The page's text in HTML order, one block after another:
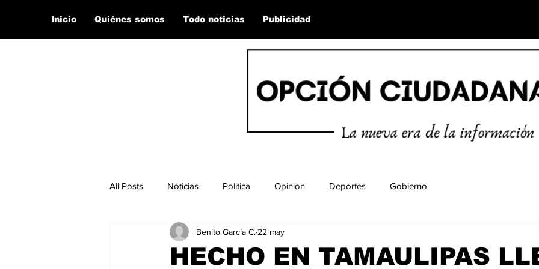
Inicio Quiénes somos Todo noticias Publicidad
All Posts Noticias Politica Opinion Deportes Gobierno
HECHO EN TAMAULIPAS
Benito García C. 22 may